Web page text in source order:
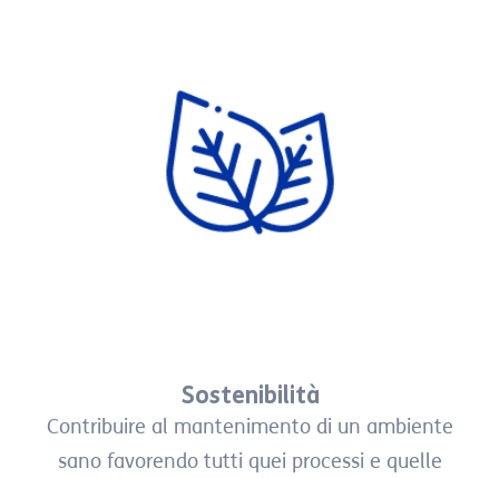
Sostenibilità
Contribuire al mantenimento di un ambiente
sano favorendo tutti quei processi e quelle